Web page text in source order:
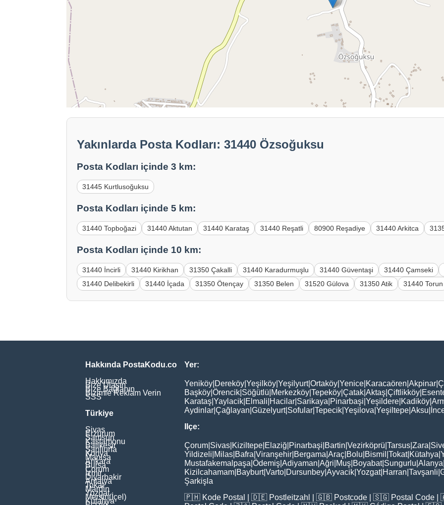
Yakınlarda Posta Kodları: 31440 Özsoğuksu
Posta Kodları içinde 3 km:
31445 Kurtlusoğuksu
Posta Kodları içinde 5 km:
31440 Topboğazi 31440 Aktutan 31440 Karataş 31440 Reşatli 80900 Reşadiye 31440 Arkitca
Posta Kodları içinde 10 km:
31440 İncirli 31440 Kirikhan 31350 Çakalli 31440 Karadurmuşlu 31440 Güventaşi
31440 Çamseki
31440 Delibekirli
31440 İçada 31350 Ötençay 31350 Belen 31520 Gülova 31350 Atik 31440 Torun
Hakkında PostaKodu.co
Hakkımızda
Bize Ulaşın
Bize Bağlanın
Bizimle Reklam Verin
SSS
Türkiye
Sivas
Erzurum
Samsun
Kastamonu
Balikesir
Şanliurfa
Konya
Manisa
Ankara
Bursa
Çorum
İzmir
Diyarbakir
Antalya
Tokat
Mardin
Yozgat
Mersin(İçel)
Kütahya
Yer:
Yeniköy Dereköy Yeşilköy Yeşilyurt|Ortaköy Yenice Karacaören Akpinar
Başköy Örencik Söğütlü Merkezköy Tepeköy Çatak Aktaş Çiftlikköy
Karataş Yaylacik Elmali Hacilar Sarikaya Pinarbaşi Yeşildere Kadiköy
Aydinlar Çağlayan Güzelyurt| Sofular Tepecik Yeşilova Yeşiltepe Aksu
Ilçe:
Çorum Sivas Kiziltepe Elaziğ Pinarbaşi Bartin Vezirköprü Tarsus Zara
Yildizeli Milas Bafra Viranşehir Bergama Araç Bolu Bismil Tokat| Kütahya
Mustafakemalpaşa Ödemiş Adiyaman Ağri Muş Boyabat| Sungurlu Alanya
Kizilcahamam Bayburt|Varto Dursunbey Ayvacik Yozgat| Harran Tavşanli
Şarkişla
🇵🇭 Kode Postal | 🇩🇪 Postleitzahl | 🇬🇧 Postcode | 🇸🇬 Postal Code |